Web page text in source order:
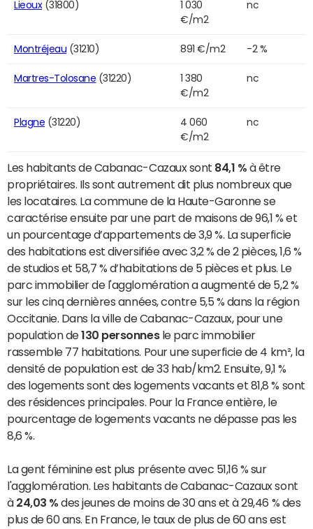
Lieoux(31800)
1 030
€/m2
nc
Montréjeau (31210) 891 €/m2 -2 %
Martres-Tolosane (31220)
1 380
€/m2
nc
Plagne (31220)
4 060
€/m2
nc
Les habitants de Cabanac-Cazaux sont 84,1 % à être
propriétaires. Ils sont autrement dit plus nombreux que
les locataires. La commune de la Haute-Garonne se
caractérise ensuite par une part de maisons de 96,1 % et
un pourcentage d’appartements de 3,9 %. La superficie
des habitations est diversifiée avec 3,2 % de 2 pièces, 1,6 %
de studios et 58,7 % d’habitations de 5 pièces et plus. Le
parc immobilier de l'agglomération a augmenté de 5,2 %
sur les cinq dernières années, contre 5,5 % dans la région
Occitanie. Dans la ville de Cabanac-Cazaux, pour une
population de130 personnesle parc immobilier
rassemble 77 habitations. Pour une superficie de 4 km², la
densité de population est de 33 hab/km2. Ensuite, 9,1 %
des logements sont des logements vacants et 81,8 % sont
des résidences principales. Pour la France entière, le
pourcentage de logements vacants ne dépasse pas les
8,6 %.
La gent féminine est plus présente avec 51,16 % sur
l'agglomération. Les habitants de Cabanac-Cazaux sont
à 24,03 % des jeunes de moins de 30 ans et à 29,46 % des
plus de 60 ans. En France, le taux de plus de 60 ans est